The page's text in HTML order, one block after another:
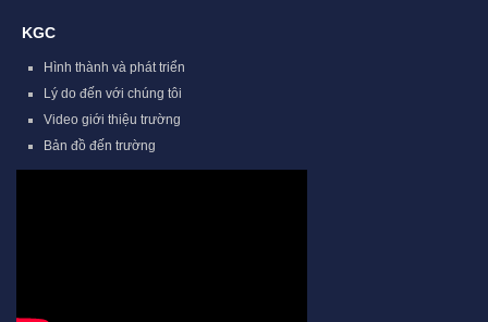
KGC
Hình thành và phát triển
Lý do đến với chúng tôi
Video giới thiệu trường
Bản đồ đến trường